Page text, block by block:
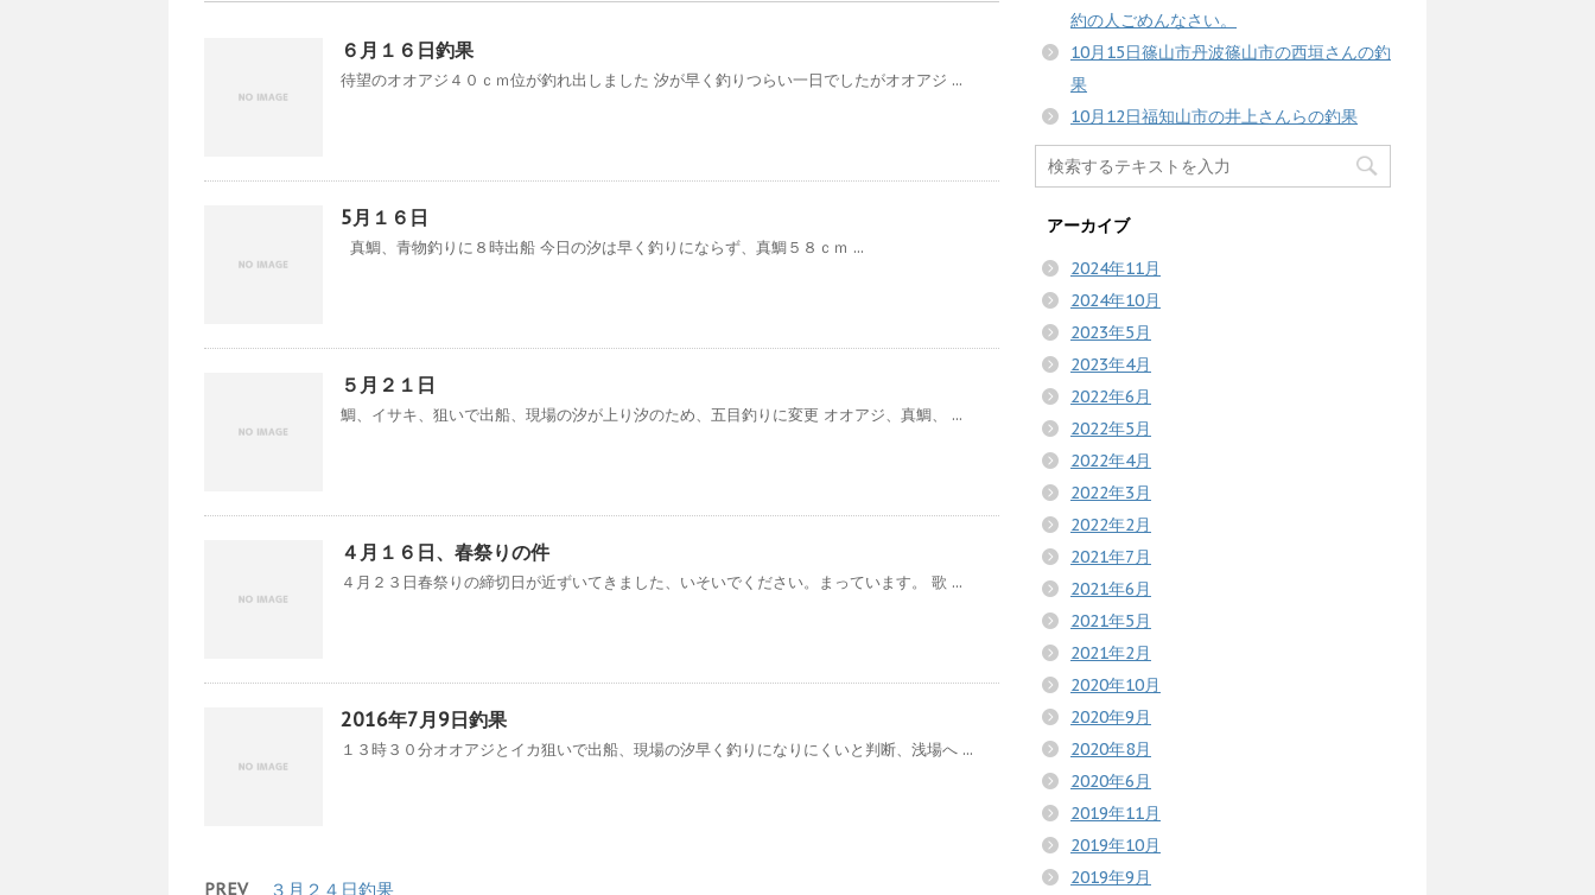
６月１６日釣果
待望のオオアジ４０ｃｍ位が釣れ出しました 汐が早く釣りつらい一日でしたがオオアジ ...
5月１６日
真鯛、青物釣りに８時出船 今日の汐は早く釣りにならず、真鯛５８ｃｍ ...
５月２１日
鯛、イサキ、狙いで出船、現場の汐が上り汐のため、五目釣りに変更 オオアジ、真鯛、 ...
４月１６日、春祭りの件
４月２３日春祭りの締切日が近ずいてきました、いそいでください。まっています。 歌 ...
2016年7月9日釣果
１３時３０分オオアジとイカ狙いで出船、現場の汐早く釣りになりにくいと判断、浅場へ ...
PREV ３月２４日釣果
約の人ごめんなさい。
10月15日篠山市丹波篠山市の西垣さんの釣
果
10月12日福知山市の井上さんらの釣果
アーカイブ
2024年11月
2024年10月
2023年5月
2023年4月
2022年6月
2022年5月
2022年4月
2022年3月
2022年2月
2021年7月
2021年6月
2021年5月
2021年2月
2020年10月
2020年9月
2020年8月
2020年6月
2019年11月
2019年10月
2019年9月